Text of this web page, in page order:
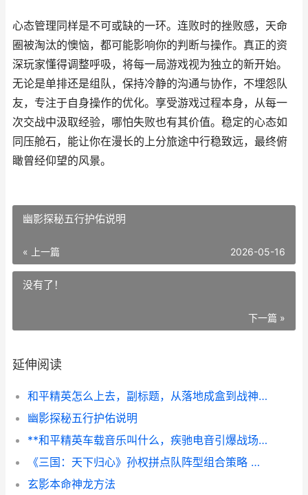
心态管理同样是不可或缺的一环。连败时的挫败感，天命
圈被淘汰的懊恼，都可能影响你的判断与操作。真正的资
深玩家懂得调整呼吸，将每一局游戏视为独立的新开始。
无论是单排还是组队，保持冷静的沟通与协作，不埋怨队
友，专注于自身操作的优化。享受游戏过程本身，从每一
次交战中汲取经验，哪怕失败也有其价值。稳定的心态如
同压舱石，能让你在漫长的上分旅途中行稳致远，最终俯
瞰曾经仰望的风景。
幽影探秘五行护佑说明
« 上一篇 2026-05-16
没有了！
下一篇 »
延伸阅读
和平精英怎么上去，副标题，从落地成盒到战神之路的阶梯
幽影探秘五行护佑说明
**和平精英车载音乐叫什么，疾驰电音引爆战场激情**
《三国：天下归心》孙权拼点队阵型组合策略 三国天下归心
玄影本命神龙方法